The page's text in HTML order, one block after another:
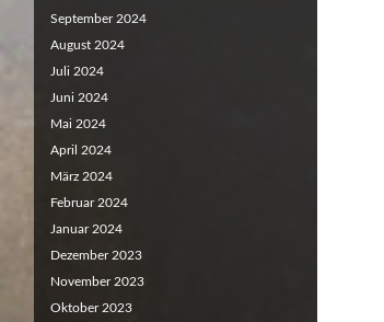
September 2024
August 2024
Juli 2024
Juni 2024
Mai 2024
April 2024
März 2024
Februar 2024
Januar 2024
Dezember 2023
November 2023
Oktober 2023